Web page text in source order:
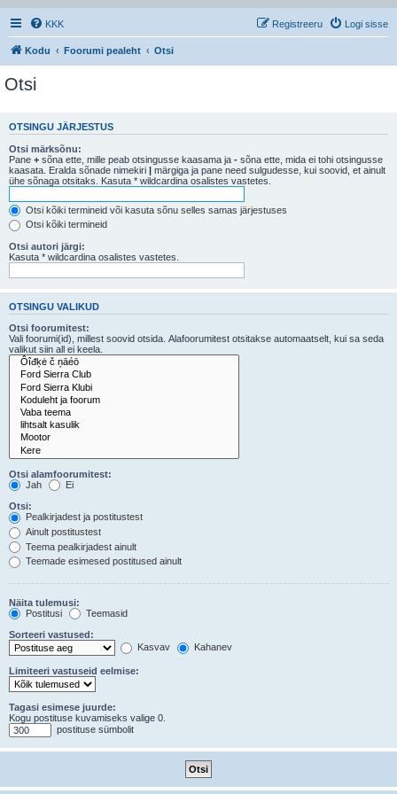
KKK Logi sisse
Registreeru
Kodu Foorumi pealeht Otsi
Otsi
OTSINGU JÄRJESTUS
Otsi märksõnu:
Pane + sõna ette, mille peab otsingusse kaasama ja - sõna ette, mida ei tohi otsingusse
kaasata. Eralda sõnade nimekiri | märgiga ja pane need sulgudesse, kui soovid, et ainult
ühe sõnaga otsitaks. Kasuta * wildcardina osalistes vastetes.
Otsi kõiki termineid või kasuta sõnu selles samas järjestuses
Otsi kõiki termineid
Otsi autori järgi:
Kasuta * wildcardina osalistes vastetes.
OTSINGU VALIKUD
Otsi foorumitest:
Vali foorumi(id), millest soovid otsida. Alafoorumitest otsitakse automaatselt, kui sa seda
valikut siin all ei keela.
Otsi alamfoorumitest:
Jah
Ei
Otsi:
Pealkirjadest ja postitustest
Ainult postitustest
Teema pealkirjadest ainult
Teemade esimesed postitused ainult
Näita tulemusi:
Postitusi
Teemasid
Sorteeri vastused:
Kasvav
Kahanev
Limiteeri vastuseid eelmise:
Tagasi esimese juurde:
Kogu postituse kuvamiseks valige 0.
postituse sümbolit